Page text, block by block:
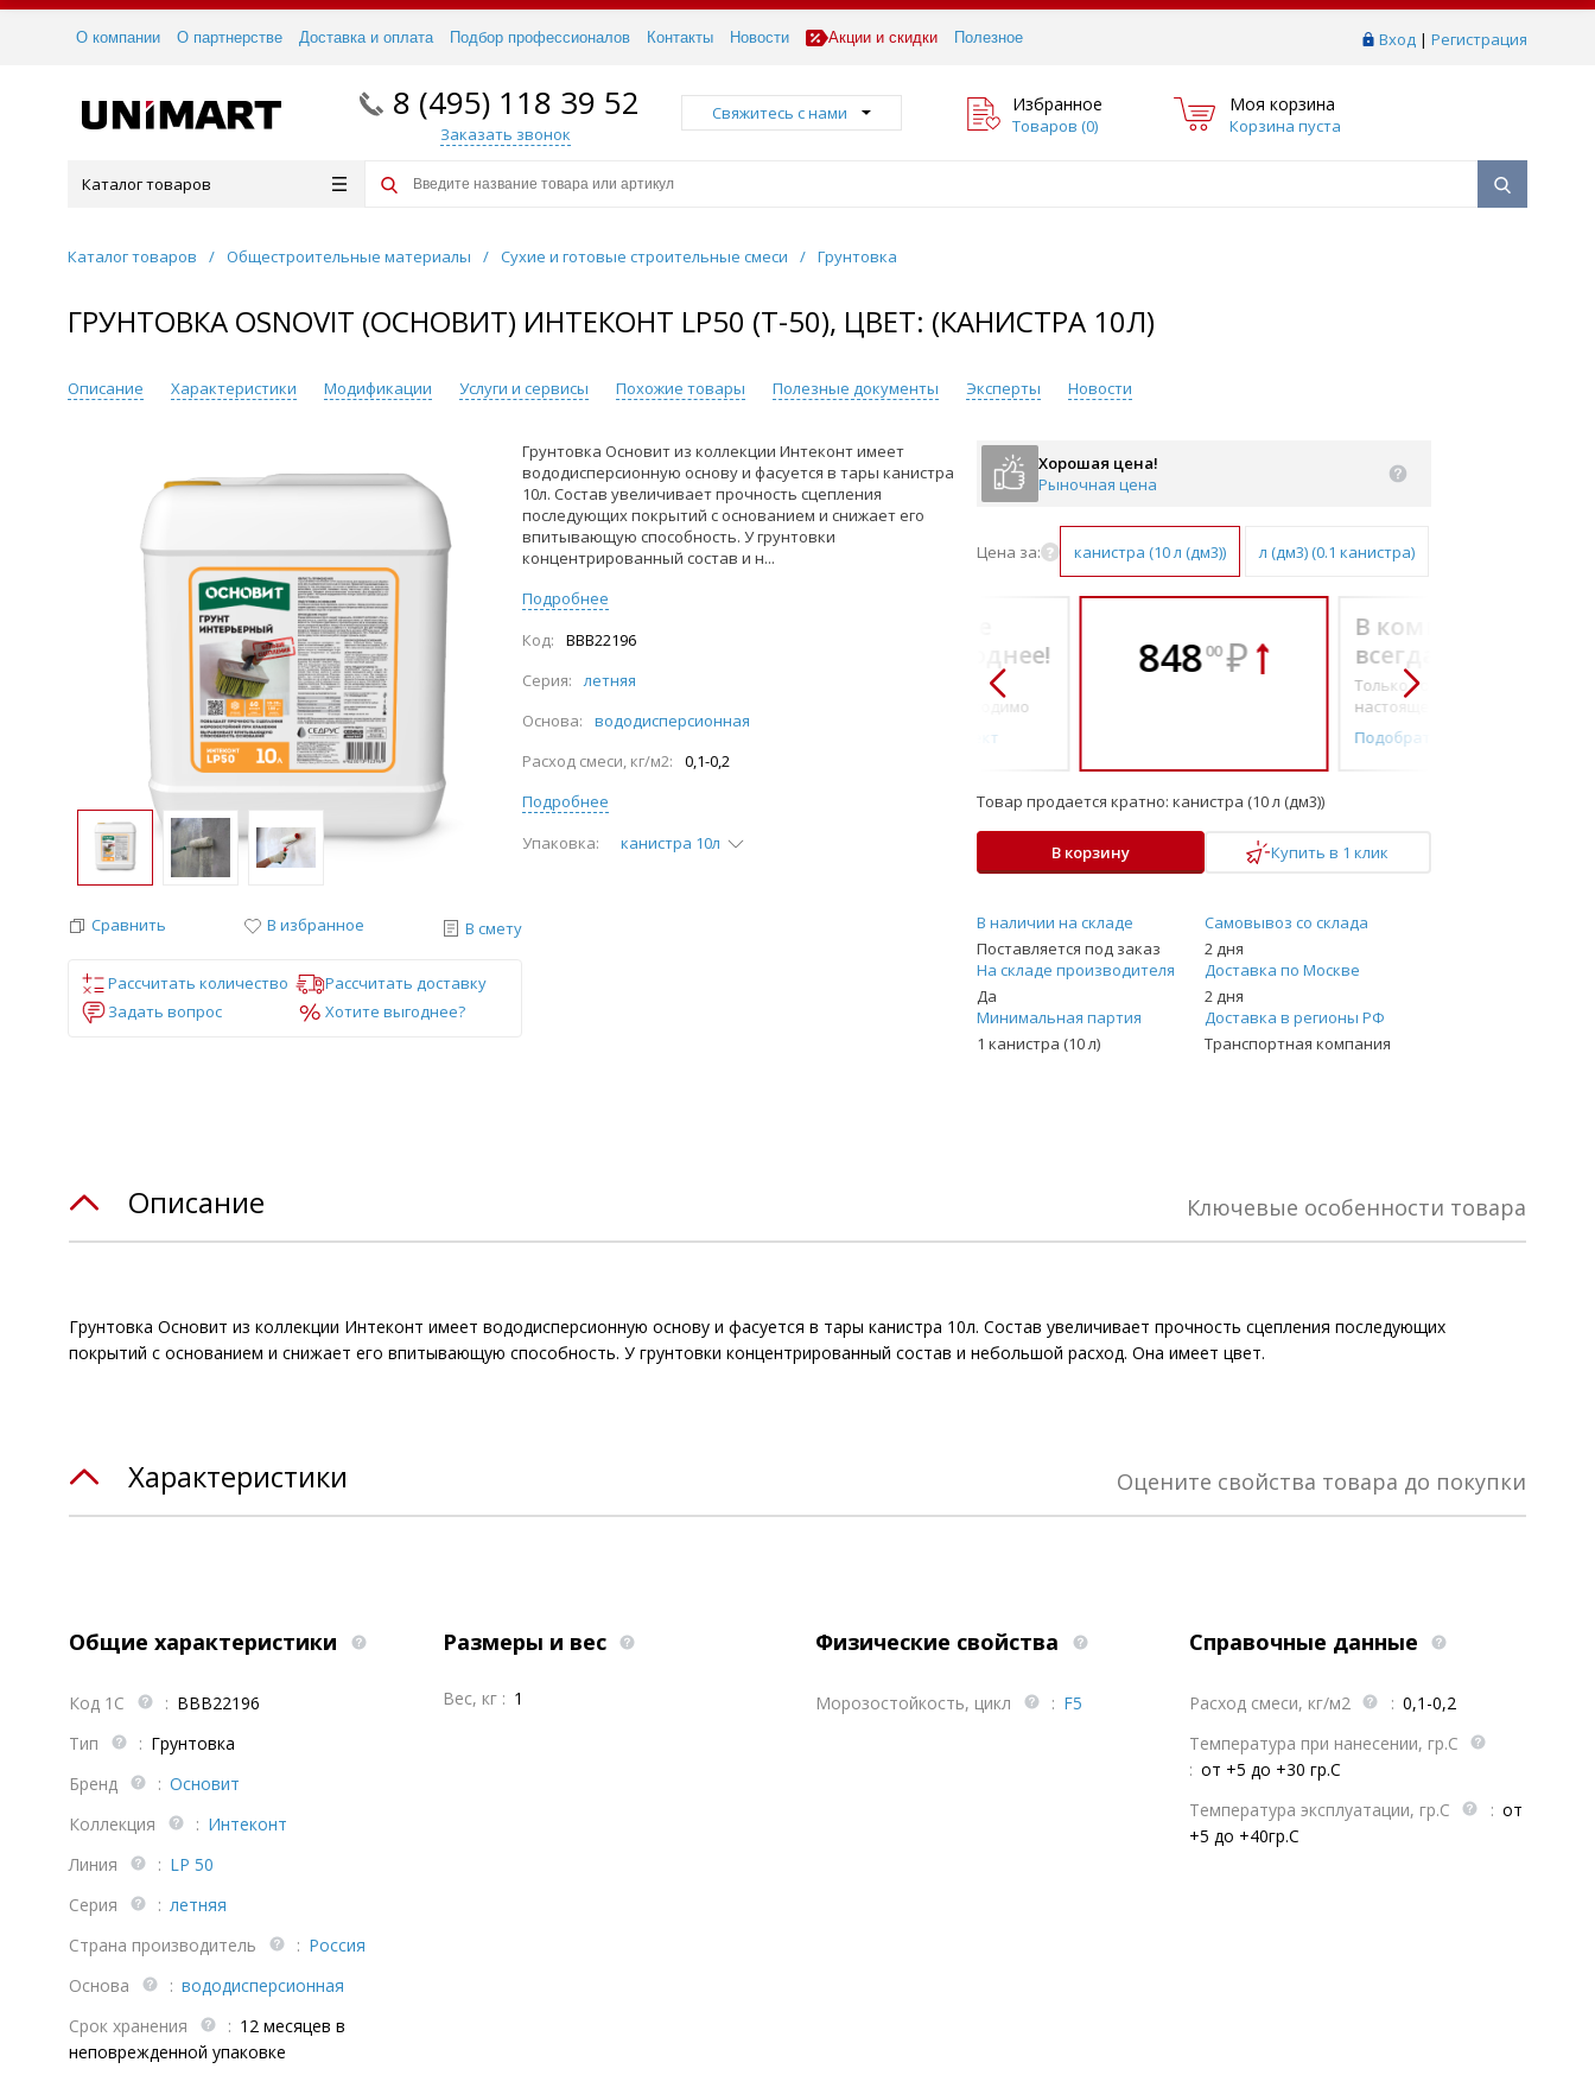
Вход | Регистрация
О компании О партнерстве Доставка и оплата Подбор профессионалов Контакты Новости Акции и скидки Полезное
8 (495) 118 39 52
Заказать звонок
Свяжитесь с нами Избранное
Товаров (0)
Моя корзина
Корзина пуста
Каталог товаров
Каталог товаров / Общестроительные материалы / Сухие и готовые строительные смеси / Грунтовка
ГРУНТОВКА OSNOVIT (ОСНОВИТ) ИНТЕКОНТ LP50 (Т-50), ЦВЕТ: (КАНИСТРА 10Л)
Описание Характеристики Модификации Услуги и сервисы Похожие товары Полезные документы Эксперты Новости
Сравнить В избранное В смету
Рассчитать количество
Рассчитать доставку
Задать вопрос
Хотите выгоднее?
Грунтовка Основит из коллекции Интеконт имеет
вододисперсионную основу и фасуется в тары канистра
10л. Состав увеличивает прочность сцепления
последующих покрытий с основанием и снижает его
впитывающую способность. У грунтовки
концентрированный состав и н...
Подробнее
Код:
BBB22196
Серия:
летняя
Основа:
вододисперсионная
Расход смеси, кг/м2:
0,1-0,2
Подробнее
Упаковка:
канистра 10л
Хорошая цена!
Рыночная цена
Цена за: канистра (10 л (дм3)) л (дм3) (0.1 канистра)
всегда выгоднее!
настоящему необходимо
Подобрать комплект
84800 ₽
В комплекте
всегда выгоднее!
Только то, что по-
настоящему необходимо
Подобрать комплект
Товар продается кратно: канистра (10 л (дм3))
В корзину Купить в 1 клик
В наличии на складе
Поставляется под заказ
Самовывоз со склада
2 дня
На складе производителя
Да
Доставка по Москве
2 дня
Минимальная партия
1 канистра (10 л)
Доставка в регионы РФ
Транспортная компания
Ключевые особенности товара
Описание
Грунтовка Основит из коллекции Интеконт имеет вододисперсионную основу и фасуется в тары канистра 10л. Состав увеличивает прочность сцепления последующих
покрытий с основанием и снижает его впитывающую способность. У грунтовки концентрированный состав и небольшой расход. Она имеет цвет.
Оцените свойства товара до покупки
Характеристики
Общие характеристики
Код 1С : BBB22196
Тип
: Грунтовка
Бренд
: Основит
Коллекция
: Интеконт
Линия
: LP 50
Серия
: летняя
Страна производитель
: Россия
Основа
: вододисперсионная
Срок хранения
: 12 месяцев в
неповрежденной упаковке
Размеры и вес
Вес, кг : 1
Физические свойства
Морозостойкость, цикл : F5
Справочные данные
Расход смеси, кг/м2 : 0,1-0,2
Температура при нанесении, гр.С
: от +5 до +30 гр.С
Температура эксплуатации, гр.С
: от
+5 до +40гр.С